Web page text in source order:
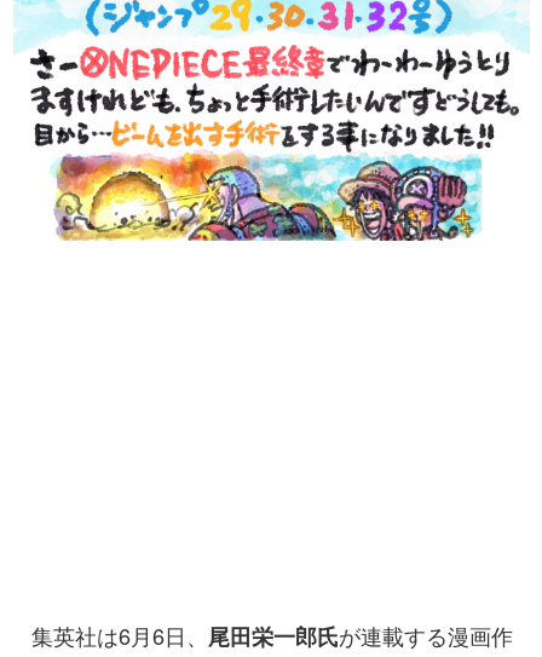
日本モバイルゲーム産業史
日本のモバイルゲーム史における主要なトピック・タイト
ルを網羅するほか、開発者へのインタビューや識者による
解説を掲載。約20年の歴史が一望できる決定版！
若ゲのいたり〜ゲームクリエイターの青春〜
『うつヌケ』『ペンと箸』等で知られるマンガ家・田中圭
一先生によるゲーム業界レポートマンガです。
なんでゲームは面白い？
アプリレビュー
集英社は6月6日、 尾田栄一郎氏が連載する漫画作